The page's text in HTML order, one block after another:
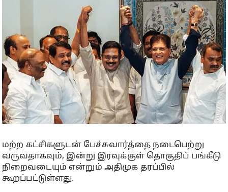
மற்ற கட்சிகளுடன் பேச்சுவார்த்தை நடைபெற்று
வருவதாகவும், இன்று இரவுக்குள் தொகுதிப் பங்கீடு
நிறைவடையும் என்றும் அதிமுக தரப்பில்
கூறப்பட்டுள்ளது.